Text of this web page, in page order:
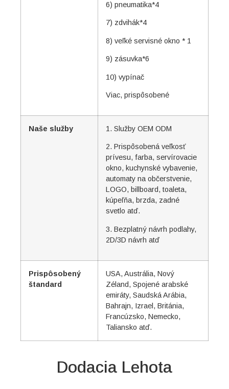
6) pneumatika*4
7) zdvihák*4
8) veľké servisné okno * 1
9) zásuvka*6
10) vypínač
Viac, prispôsobené
Naše služby 1. Služby OEM ODM
2. Prispôsobená veľkosť
prívesu, farba, servírovacie
okno, kuchynské vybavenie,
automaty na občerstvenie,
LOGO, billboard, toaleta,
kúpeľňa, brzda, zadné
svetlo atď.
3. Bezplatný návrh podlahy,
2D/3D návrh atď
Prispôsobený
štandard
USA, Austrália, Nový
Zéland, Spojené arabské
emiráty, Saudská Arábia,
Bahrajn, Izrael, Británia,
Francúzsko, Nemecko,
Taliansko atď.
Dodacia Lehota
Slovenščina
Hrvatski
Српски језик
Norsk nynorsk
Български
Nederlands (België)
हिन्दी
Norsk bokmål
Svenska